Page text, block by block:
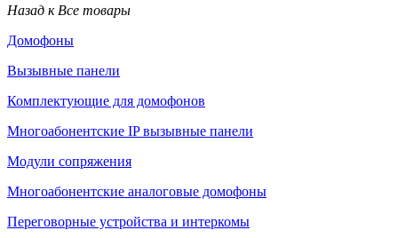
Назад к Все товары
Домофоны
Вызывные панели
Комплектующие для домофонов
Многоабонентские IP вызывные панели
Модули сопряжения
Многоабонентские аналоговые домофоны
Переговорные устройства и интеркомы